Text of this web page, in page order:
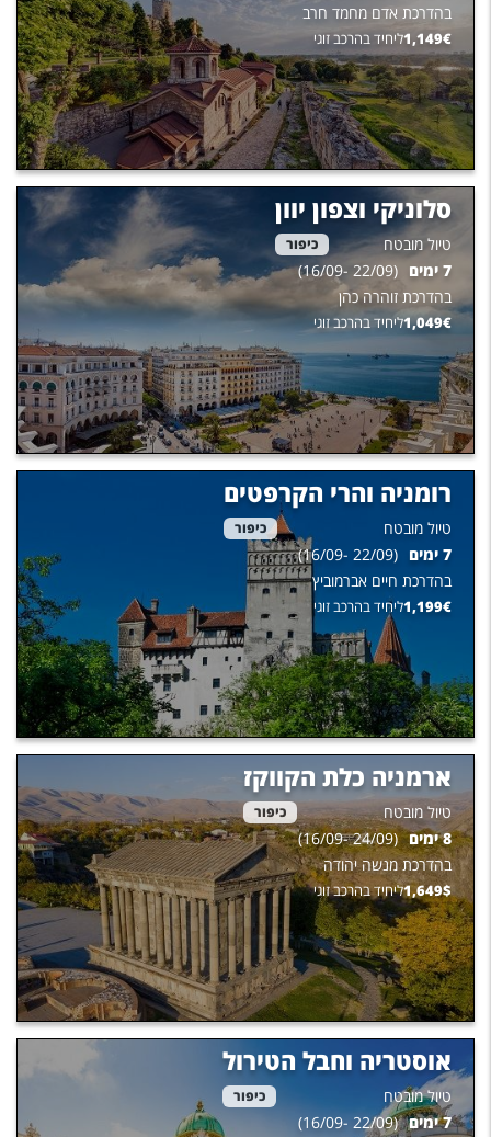
בהדרכת אדם מחמד חרב
1,149€ ליחיד בהרכב זוגי
סלוניקי וצפון יוון
טיול מובטח כיפור
7 ימים (
22/09
-
16/09
)
בהדרכת זוהרה כהן
1,049€ ליחיד בהרכב זוגי
רומניה והרי הקרפטים
טיול מובטח כיפור
7 ימים (
22/09
-
16/09
)
בהדרכת חיים אברמוביץ
1,199€ ליחיד בהרכב זוגי
ארמניה כלת הקווקז
טיול מובטח כיפור
8ימים (
24/09
-
16/09
)
בהדרכת מנשה יהודה
1,649$ ליחיד בהרכב זוגי
אוסטריה וחבל הטירול
טיול מובטח כיפור
7ימים (
22/09
-
16/09
)